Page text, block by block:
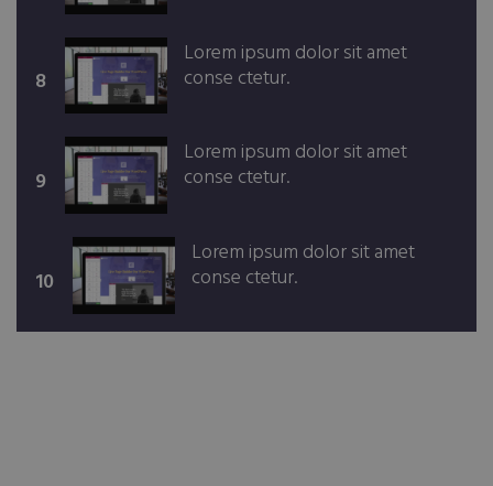
8
Lorem ipsum dolor sit amet
conse ctetur.
9
Lorem ipsum dolor sit amet
conse ctetur.
10
Lorem ipsum dolor sit amet
conse ctetur.